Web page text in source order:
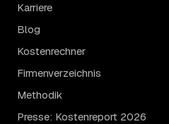
Karriere
Blog
Kostenrechner
Firmenverzeichnis
Methodik
Presse: Kostenreport 2026